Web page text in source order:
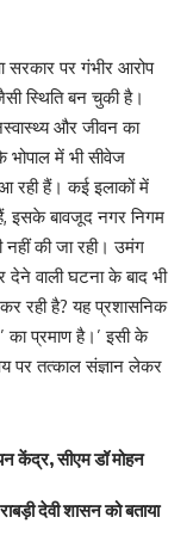
सरकार पर गंभीर आरोप
स्थिति बन चुकी है।
और जीवन का
भोपाल में भी सीवेज
आ रही हैं। कई इलाकों में
इसके बावजूद नगर निगम
नहीं की जा रही। उमंग
देने वाली घटना के बाद भी
रही है? यह प्रशासनिक
का प्रमाण है।’ इसी के
पर तत्काल संज्ञान लेकर
केंद्र, सीएम डॉ मोहन
देवी शासन को बताया